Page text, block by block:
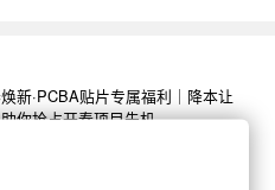
新·PCBA贴片专属福利｜降本让
你抢占开春项目先机
也是电子行业新项目启动的关键节点！不